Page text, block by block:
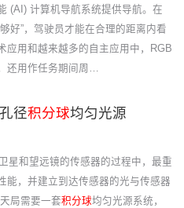
(AI) 计算机导航系统提供导航。在
好”，驾驶员才能在合理的距离内看
应用和越来越多的自主应用中，RGB
还用作任务期间周…
径积分球均匀光源
星和望远镜的传感器的过程中，最重
能，并建立到达传感器的光与传感器
局需要一套积分球均匀光源系统，